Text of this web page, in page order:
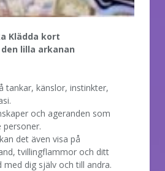
Klädda kort
lilla arkanan
tankar, känslor, instinkter,
och ageranden som
personer.
det även visa på
tvillingflammor och ditt
med dig själv och till andra.